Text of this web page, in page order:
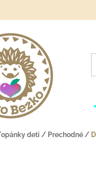
deti / Prechodné /